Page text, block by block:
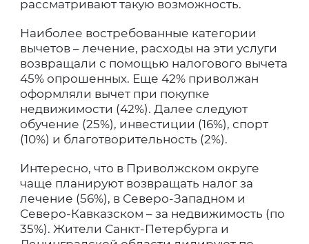
рассматривают такую возможность.
Наиболее востребованные категории
вычетов – лечение, расходы на эти услуги
возвращали с помощью налогового вычета
45% опрошенных. Еще 42% приволжан
оформляли вычет при покупке
недвижимости (42%). Далее следуют
обучение (25%), инвестиции (16%), спорт
(10%) и благотворительность (2%).
Интересно, что в Приволжском округе
чаще планируют возвращать налог за
лечение (56%), в Северо-Западном и
Северо-Кавказском – за недвижимость (по
35%). Жители Санкт-Петербурга и